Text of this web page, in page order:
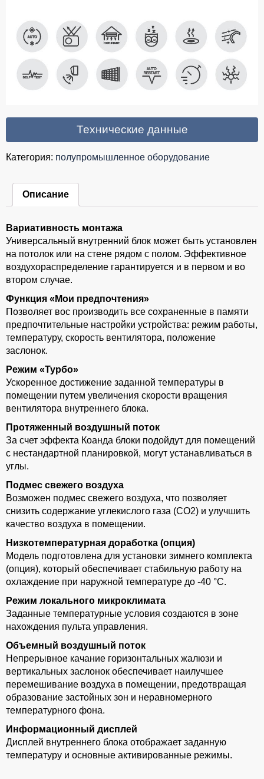
Технические данные
Категория: полупромышленное оборудование
Описание
Вариативность монтажа
Универсальный внутренний блок может быть установлен
на потолок или на стене рядом с полом. Эффективное
воздухораспределение гарантируется и в первом и во
втором случае.
Функция «Мои предпочтения»
Позволяет вос производить все сохраненные в памяти
предпочтительные настройки устройства: режим работы,
температуру, скорость вентилятора, положение
заслонок.
Режим «Турбо»
Ускоренное достижение заданной температуры в
помещении путем увеличения скорости вращения
вентилятора внутреннего блока.
Протяженный воздушный поток
За счет эффекта Коанда блоки подойдут для помещений
с нестандартной планировкой, могут устанавливаться в
углы.
Подмес свежего воздуха
Возможен подмес свежего воздуха, что позволяет
снизить содержание углекислого газа (СО2) и улучшить
качество воздуха в помещении.
Низкотемпературная доработка (опция)
Модель подготовлена для установки зимнего комплекта
(опция), который обеспечивает стабильную работу на
охлаждение при наружной температуре до -40 °С.
Режим локального микроклимата
Заданные температурные условия создаются в зоне
нахождения пульта управления.
Объемный воздушный поток
Непрерывное качание горизонтальных жалюзи и
вертикальных заслонок обеспечивает наилучшее
перемешивание воздуха в помещении, предотвращая
образование застойных зон и неравномерного
температурного фона.
Информационный дисплей
Дисплей внутреннего блока отображает заданную
температуру и основные активированные режимы.